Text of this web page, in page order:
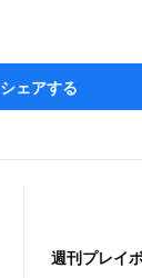
シェアする
週刊プレイ